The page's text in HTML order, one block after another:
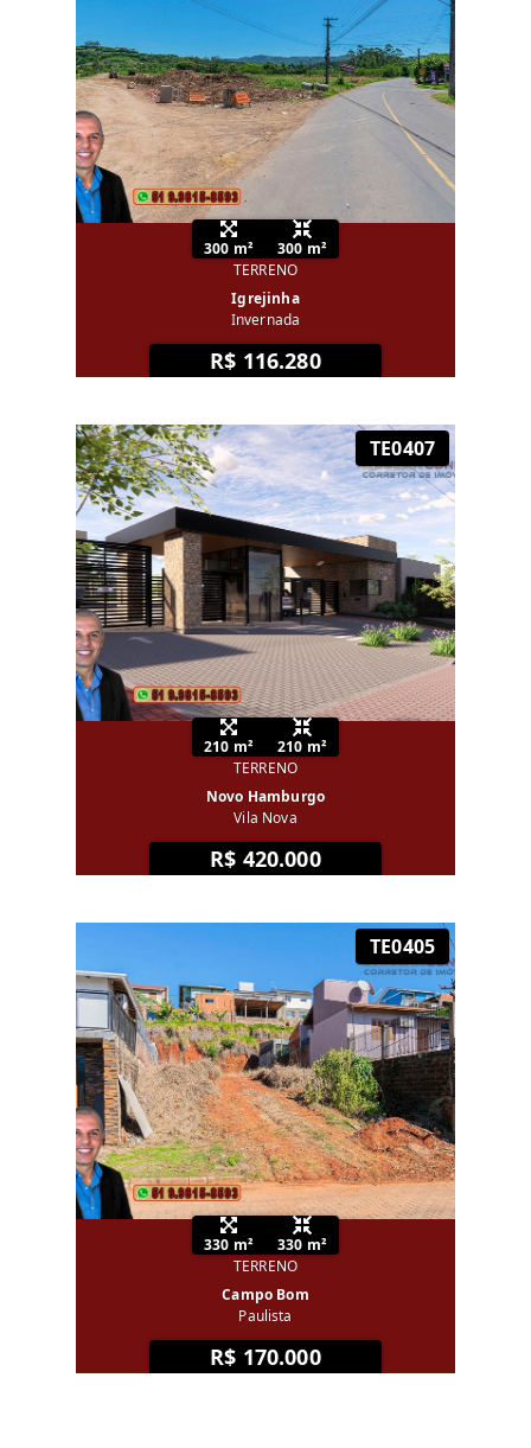
300 m²
300 m²
TERRENO
Igrejinha
Invernada
R$ 116.280
TE0407
210 m²
210 m²
TERRENO
Novo Hamburgo
Vila Nova
R$ 420.000
TE0405
330 m²
330 m²
TERRENO
Campo Bom
Paulista
R$ 170.000